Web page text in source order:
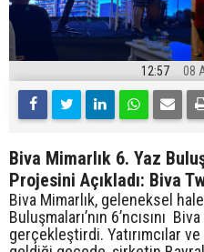
12:57 08
Biva Mimarlık 6. Yaz
Projesini Açıkladı: Biva
Biva Mimarlık, geleneksel
Buluşmaları’nın 6’ncısını
gerçekleştirdi. Yatırımcılar